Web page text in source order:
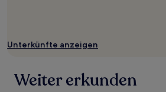
Unterkünfte anzeigen
Weiter erkunden